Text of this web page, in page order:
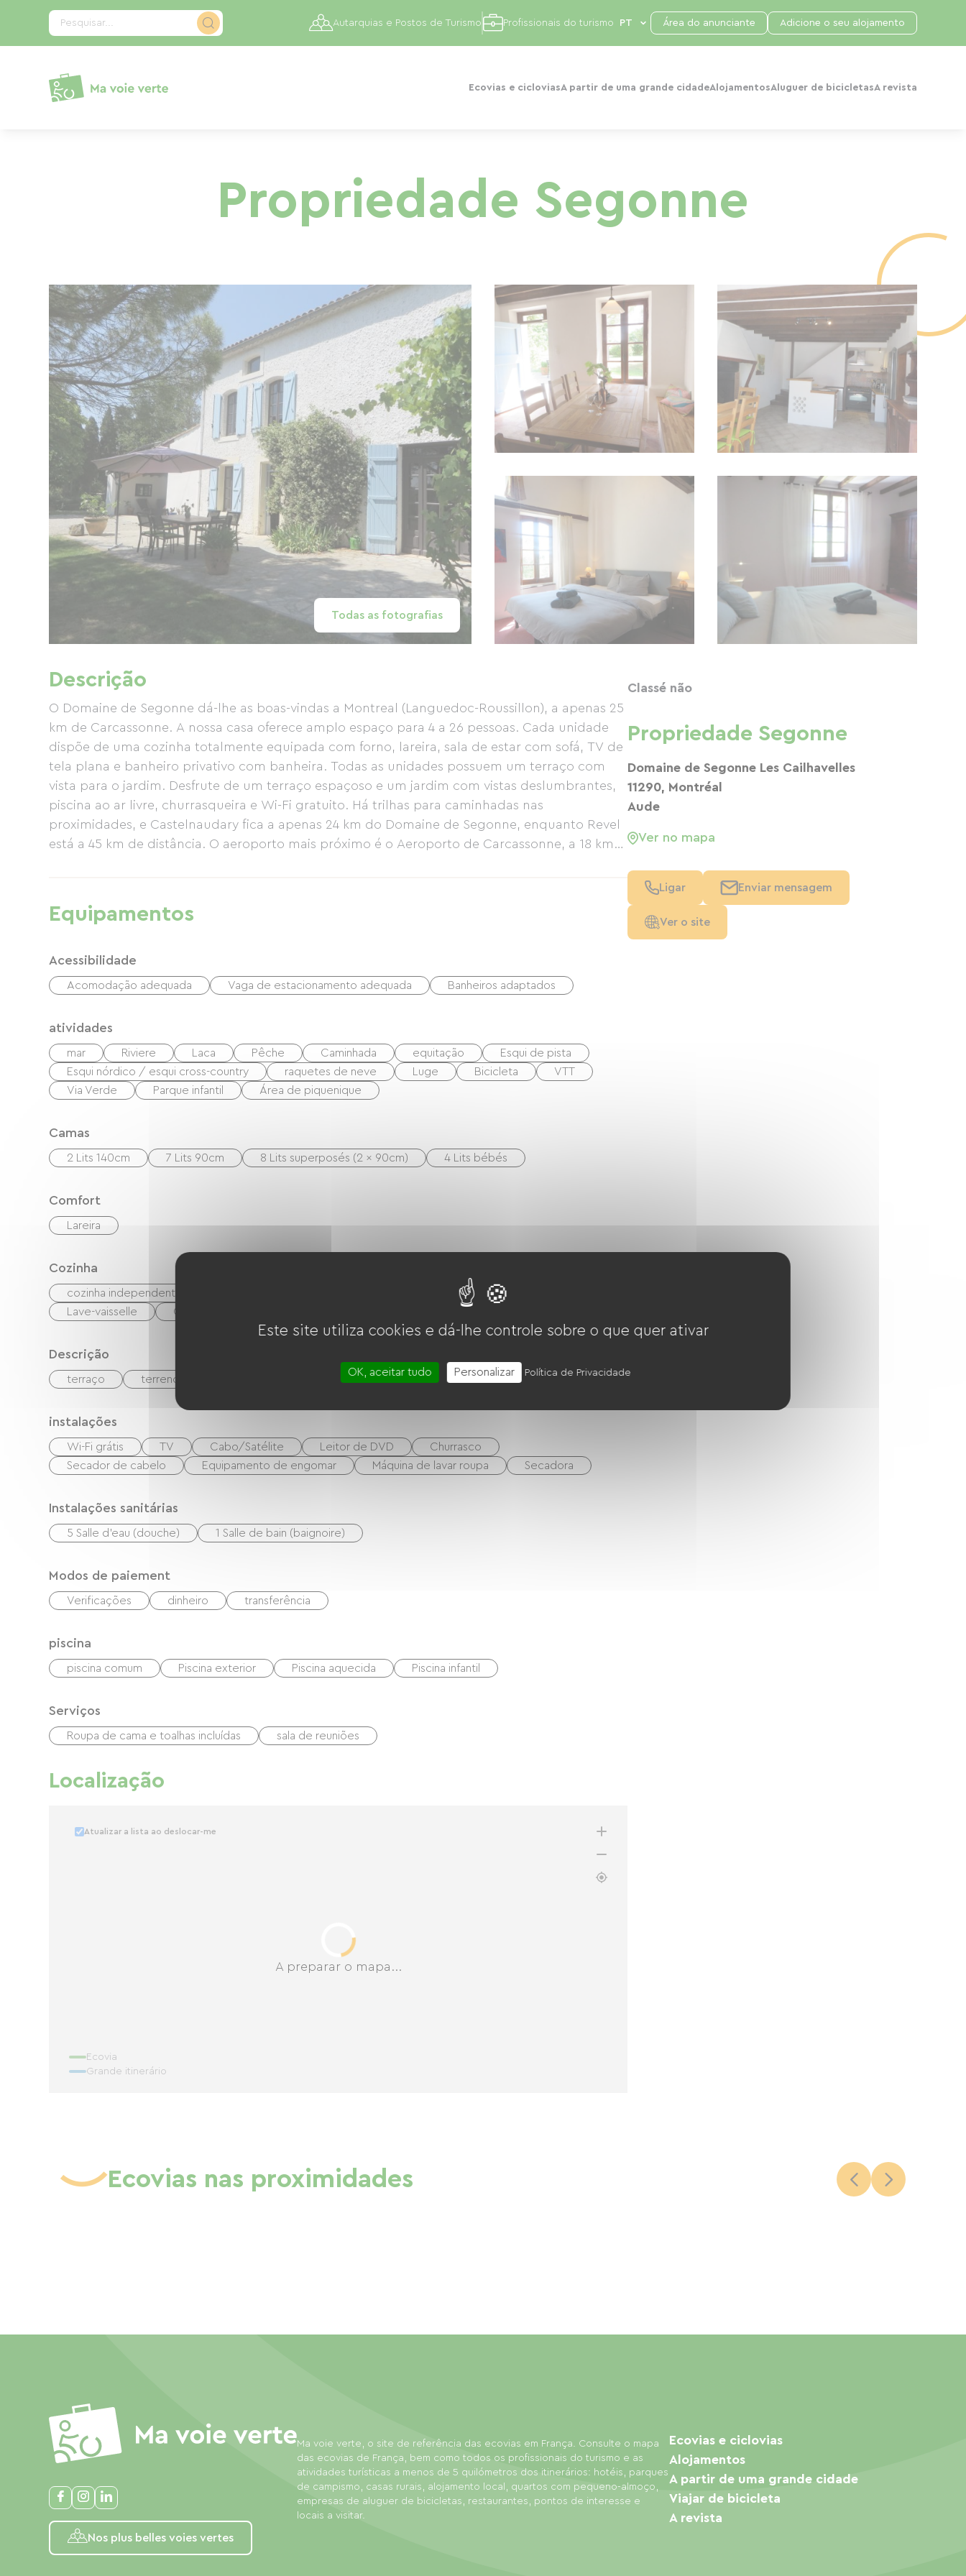
Pesquisar...
Ecovias e cicloviasA partir de uma grande cidadeAlojamentosAluguer de bicicletasA revista
Autarquias e Postos de Turismo Profissionais do turismo Área do anunciante Adicione o seu alojamento
Propriedade Segonne
Todas as fotografias
Descrição
O Domaine de Segonne dá-lhe as boas-vindas a Montreal (Languedoc-Roussillon), a apenas 25
km de Carcassonne. A nossa casa oferece amplo espaço para 4 a 26 pessoas. Cada unidade
dispõe de uma cozinha totalmente equipada com forno, lareira, sala de estar com sofá, TV de
tela plana e banheiro privativo com banheira. Todas as unidades possuem um terraço com
vista para o jardim. Desfrute de um terraço espaçoso e um jardim com vistas deslumbrantes,
piscina ao ar livre, churrasqueira e Wi-Fi gratuito. Há trilhas para caminhadas nas
proximidades, e Castelnaudary fica a apenas 24 km do Domaine de Segonne, enquanto Revel
está a 45 km de distância. O aeroporto mais próximo é o Aeroporto de Carcassonne, a 18 km
Equipamentos
Acessibilidade
Acomodação adequada Vaga de estacionamento adequada Banheiros adaptados
atividades
mar Riviere Laca Pêche Caminhada equitação
Esqui de pista
Esqui nórdico / esqui cross-country
raquetes de neve Luge Bicicleta
VTT
Via Verde
Parque infantil Área de piquenique
Camas
2 Lits 140cm 7 Lits 90cm 8 Lits superposés (2 x 90cm) 4 Lits bébés
Comfort
Lareira
Cozinha
cozinha independente
Refrigerador
Lave-vaisselle
Congélateur
Descrição
terraço terreno privado fechado Sala de estar/Sala de TV
instalações
Wi-Fi grátis TV Cabo/Satélite Leitor de DVD
Churrasco
Secador de cabelo
Equipamento de engomar Máquina de lavar roupa Secadora
Instalações sanitárias
5 Salle d'eau (douche) 1 Salle de bain (baignoire)
Modos de paiement
Verificações dinheiro transferência
piscina
piscina comum Piscina exterior Piscina aquecida Piscina infantil
Serviços
Roupa de cama e toalhas incluídas sala de reuniões
Localização
A preparar o mapa...
Atualizar a lista ao deslocar-me
Ecovia
Grande itinerário
Classé não
Propriedade Segonne
Domaine de Segonne Les Cailhavelles
11290, Montréal
Aude
Ver no mapa
Ligar Enviar mensagem
Ver o site
Ecovias nas proximidades
Nos plus belles voies vertes
Ma voie verte, o site de referência das ecovias em França. Consulte o mapa
das ecovias de França, bem como todos os profissionais do turismo e as
atividades turísticas a menos de 5 quilómetros dos itinerários: hotéis, parques
de campismo, casas rurais, alojamento local, quartos com pequeno-almoço,
empresas de aluguer de bicicletas, restaurantes, pontos de interesse e
locais a visitar.
Ecovias e ciclovias
Alojamentos
A partir de uma grande cidade
Viajar de bicicleta
A revista
Painel de Gerenciamento de Cookies
Este site utiliza cookies e dá-lhe controle sobre o que quer ativar
OK, aceitar tudo Personalizar Política de Privacidade